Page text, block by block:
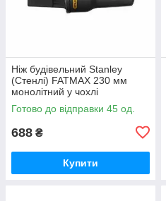
Ніж будівельний Stanley
(Стенлі) FATMAX 230 мм
монолітний у чохлі
Готово до відправки 45 од.
688 ₴
Купити